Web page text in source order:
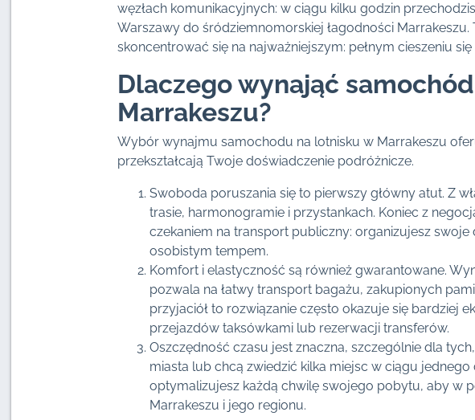
węzłach komunikacyjnych: w ciągu kilku godzin
Warszawy do śródziemnomorskiej łagodności
skoncentrować się na najważniejszym: pełnym cieszeniu
Dlaczego wynająć
Marrakeszu?
Wybór wynajmu samochodu na lotnisku w Marrakeszu
przekształcają Twoje doświadczenie podróżnicze.
Swoboda poruszania się to pierwszy główny atut. Z
trasie, harmonogramie i przystankach. Koniec z
czekaniem na transport publiczny: organizujesz swoje
osobistym tempem.
Komfort i elastyczność są również gwarantowane.
pozwala na łatwy transport bagażu, zakupionych
przyjaciół to rozwiązanie często okazuje się bardziej
przejazdów taksówkami lub rezerwacji transferów.
Oszczędność czasu jest znaczna, szczególnie dla
miasta lub chcą zwiedzić kilka miejsc w ciągu jednego
optymalizujesz każdą chwilę swojego pobytu, aby w
Marrakeszu i jego regionu.